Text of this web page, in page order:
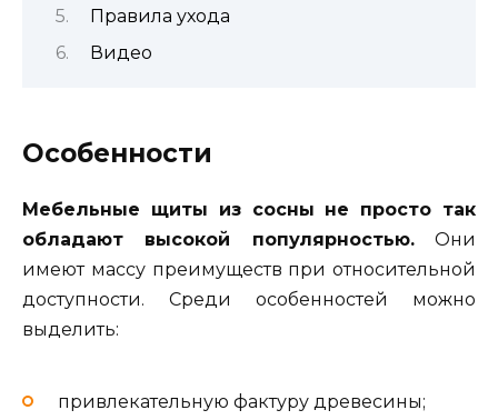
Правила ухода
Видео
Особенности
Мебельные щиты из сосны не просто так
обладают высокой популярностью.Они
имеют массу преимуществ при относительной
доступности. Среди особенностей можно
выделить:
привлекательную фактуру древесины;